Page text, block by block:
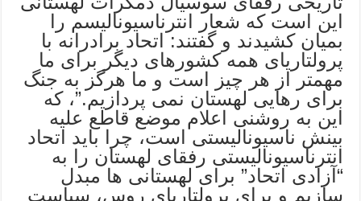
این است که شعار انترناسیونالیسم را
بمیان کشیدند و گفتند: اتحاد برادرانه با
پرولتاریای همه کشورهای دیگر برای ما
مهمتر از هر چیز است و ما هرگز به جنگ
برای رهایی لهستان نمی پردازیم.”، که
این به روشنی اعلام موضع قاطع علیه
بینش ناسیونالیستی است، چرا باید اتحاد
انترناسیونالیستی رفقای لهستان را به
“آزادی اتحاد” برای لهستانی ها مبدل
سازیم و برای پرولتاریای روس، سیاست